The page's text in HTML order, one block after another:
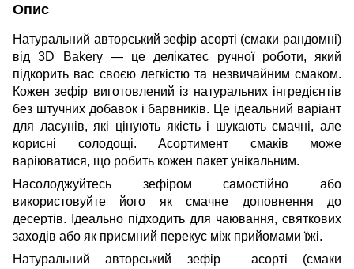
Опис
Натуральний авторський зефір асорті (смаки рандомні)
від 3D Bakery — це делікатес ручної роботи, який
підкорить вас своєю легкістю та незвичайним смаком.
Кожен зефір виготовлений із натуральних інгредієнтів
без штучних добавок і барвників. Це ідеальний варіант
для ласунів, які цінують якість і шукають смачні, але
корисні солодощі. Асортимент смаків може
варіюватися, що робить кожен пакет унікальним.
Насолоджуйтесь зефіром самостійно або
використовуйте його як смачне доповнення до
десертів. Ідеально підходить для чаювання, святкових
заходів або як приємний перекус між прийомами їжі.
Натуральний авторський зефір асорті (смаки